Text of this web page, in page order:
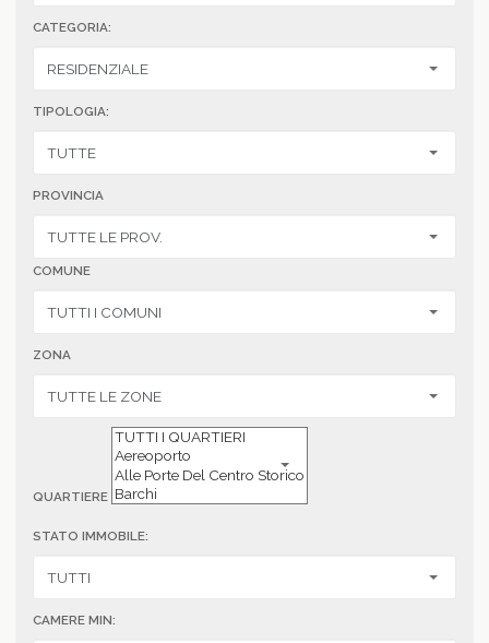
CATEGORIA:
TIPOLOGIA:
PROVINCIA
COMUNE
ZONA
QUARTIERE
STATO IMMOBILE:
CAMERE MIN: